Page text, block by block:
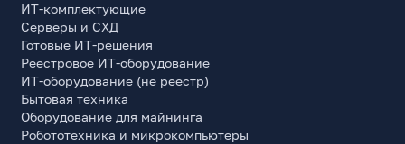
ИТ-комплектующие
Серверы и СХД
Готовые ИТ-решения
Реестровое ИТ-оборудование
ИТ-оборудование (не реестр)
Бытовая техника
Оборудование для майнинга
Робототехника и микрокомпьютеры